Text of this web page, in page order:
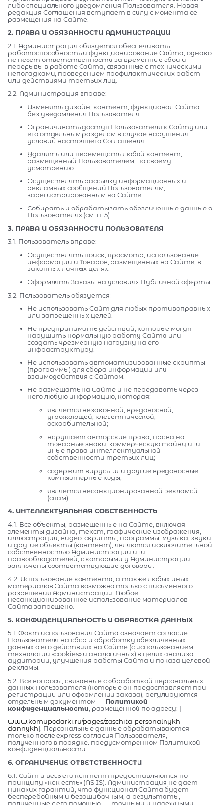
либо специального уведомления Пользователя. Новая
редакция Соглашения вступает в силу с момента ее
размещения на Сайте.
2. ПРАВА И ОБЯЗАННОСТИ АДМИНИСТРАЦИИ
2.1. Администрация обязуется обеспечивать
работоспособность и функционирование Сайта, однако
не несет ответственности за временные сбои и
перерывы в работе Сайта, связанные с техническими
неполадками, проведением профилактических работ
или действиями третьих лиц.
2.2. Администрация вправе:
Изменять дизайн, контент, функционал Сайта
без уведомления Пользователя.
Ограничивать доступ Пользователя к Сайту или
его отдельным разделам в случае нарушения
условий настоящего Соглашения.
Удалять или перемещать любой контент,
размещенный Пользователем, по своему
усмотрению.
Осуществлять рассылку информационных и
рекламных сообщений Пользователям,
зарегистрированным на Сайте.
Собирать и обрабатывать обезличенные данные о
Пользователях (см. п. 5).
3. ПРАВА И ОБЯЗАННОСТИ ПОЛЬЗОВАТЕЛЯ
3.1. Пользователь вправе:
Осуществлять поиск, просмотр, использование
информации и Товаров, размещенных на Сайте, в
законных личных целях.
Оформлять Заказы на условиях Публичной оферты.
3.2. Пользователь обязуется:
Не использовать Сайт для любых противоправных
или запрещенных целей.
Не предпринимать действий, которые могут
нарушить нормальную работу Сайта или
создать чрезмерную нагрузку на его
инфраструктуру.
Не использовать автоматизированные скрипты
(программы) для сбора информации или
взаимодействия с Сайтом.
Не размещать на Сайте и не передавать через
него любую информацию, которая:
является незаконной, вредоносной,
угрожающей, клеветнической,
оскорбительной;
нарушает авторские права, права на
товарные знаки, коммерческую тайну или
иные права интеллектуальной
собственности третьих лиц;
содержит вирусы или другие вредоносные
компьютерные коды;
является несанкционированной рекламой
(спам).
4. ИНТЕЛЛЕКТУАЛЬНАЯ СОБСТВЕННОСТЬ
4.1. Все объекты, размещенные на Сайте, включая
элементы дизайна, текст, графические изображения,
иллюстрации, видео, скрипты, программы, музыка, звуки
и другие объекты (контент), являются исключительной
собственностью Администрации или
правообладателей, с которыми у Администрации
заключены соответствующие договоры.
4.2. Использование контента, а также любых иных
материалов Сайта возможно только с письменного
разрешения Администрации. Любое
несанкционированное использование материалов
Сайта запрещено.
5. КОНФИДЕНЦИАЛЬНОСТЬ И ОБРАБОТКА ДАННЫХ
5.1. Факт использования Сайта означает согласие
Пользователя на сбор и обработку обезличенных
данных о его действиях на Сайте (с использованием
технологии «cookies» и аналогичных) в целях анализа
аудитории, улучшения работы Сайта и показа целевой
рекламы.
5.2. Все вопросы, связанные с обработкой персональных
данных Пользователя (которые он предоставляет при
регистрации или оформлении заказа), регулируются
отдельным документом — Политикой
конфиденциальности , размещенной по адресу: [
www.komupodarki.ru/pages/zaschita-personalnykh-
dannykh]. Персональные данные обрабатываются
только после express-согласия Пользователя,
полученного в порядке, предусмотренном Политикой
конфиденциальности.
6. ОГРАНИЧЕНИЕ ОТВЕТСТВЕННОСТИ
6.1. Сайт и весь его контент предоставляются по
принципу «как есть» (AS IS). Администрация не дает
никаких гарантий, что функционал Сайта будет
бесперебойным и безошибочным, а результаты,
полученные с его помощью, — точными и надежными.